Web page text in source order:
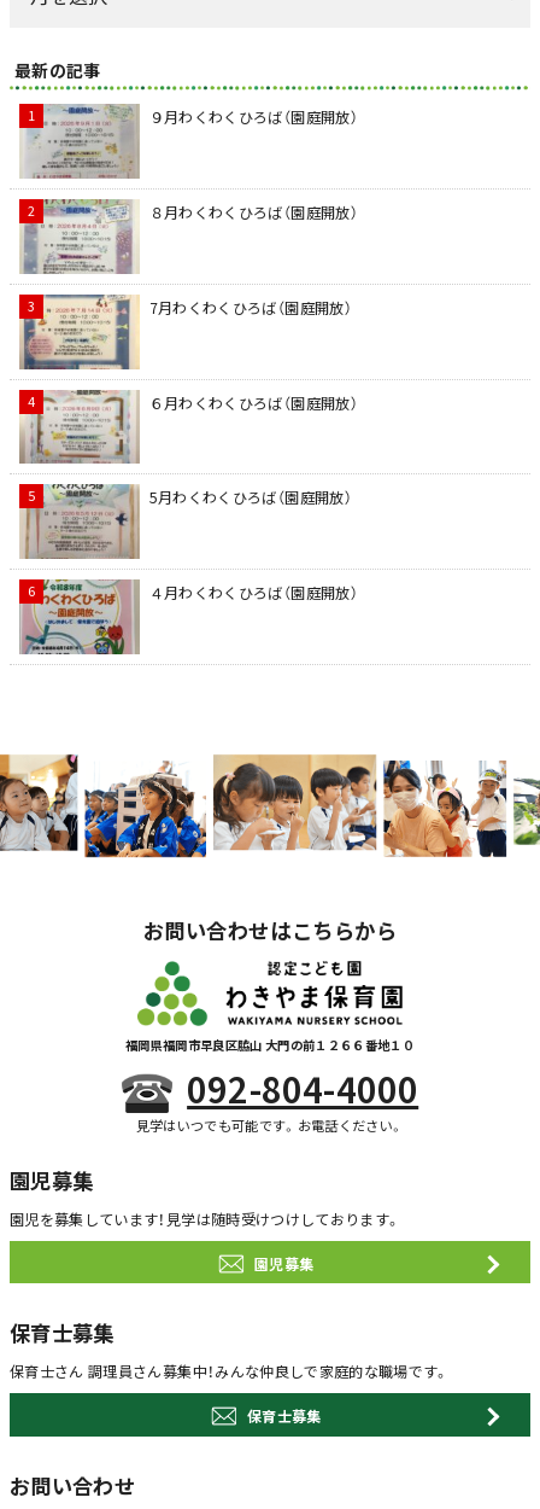
最新の記事
９月わくわくひろば（園庭開放）
８月わくわくひろば（園庭開放）
7月わくわくひろば（園庭開放）
６月わくわくひろば（園庭開放）
5月わくわくひろば（園庭開放）
４月わくわくひろば（園庭開放）
お問い合わせはこちらから
福岡県福岡市早良区脇山 大門の前１２６６番地１０
092-804-4000
見学はいつでも可能です。お電話ください。
園児募集
園児を募集しています！ 見学は随時受けつけしております。
園児募集
保育士募集
保育士さん 調理員さん募集中！みんな仲良しで家庭的な職場です。
保育士募集
お問い合わせ